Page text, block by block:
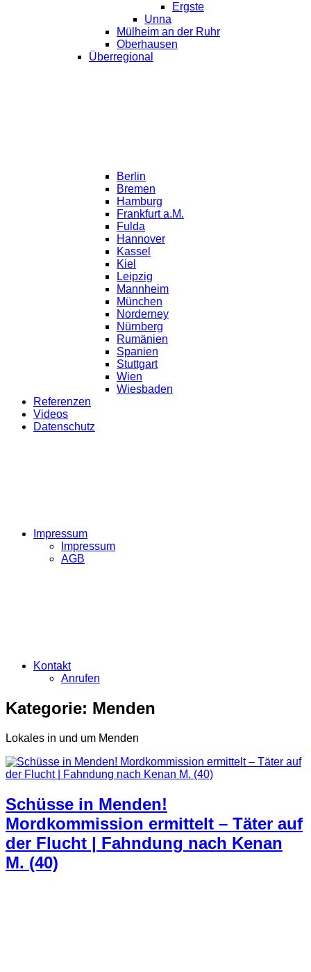
Ergste
Unna
Mülheim an der Ruhr
Oberhausen
Überregional
Berlin
Bremen
Hamburg
Frankfurt a.M.
Fulda
Hannover
Kassel
Kiel
Leipzig
Mannheim
München
Norderney
Nürnberg
Rumänien
Spanien
Stuttgart
Wien
Wiesbaden
Referenzen
Videos
Datenschutz
Impressum
Impressum
AGB
Kontakt
Anrufen
Kategorie: Menden
Lokales in und um Menden
Schüsse in Menden!
Mordkommission ermittelt – Täter auf
der Flucht | Fahndung nach Kenan
M. (40)